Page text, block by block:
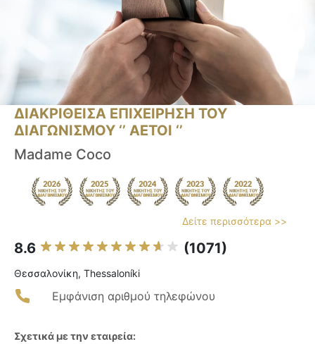
ΔΙΑΚΡΙΘΕΙΣΑ ΕΠΙΧΕΙΡΗΣΗ ΤΟΥ
ΔΙΑΓΩΝΙΣΜΟΥ ‘’ ΑΕΤΟΙ ‘’
Madame Coco
Δείτε περισσότερα >>
8.6 (1071)
Θεσσαλονίκη, Thessaloníki
Εμφάνιση αριθμού τηλεφώνου
Σχετικά με την εταιρεία: